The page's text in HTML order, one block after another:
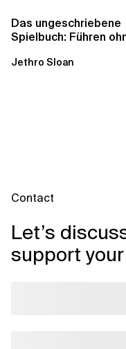
Das ungeschriebene
Spielbuch: Führen
Jethro Sloan
Contact
Let’s
support